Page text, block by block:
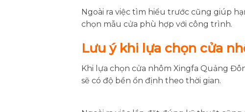
Ngoài ra việc tìm hiểu trước cũng giúp
chọn mẫu cửa phù hợp với công trình.
Lưu ý khi lựa chọn cửa
Khi lựa chọn cửa nhôm Xingfa Quảng
sẽ có độ bền ổn định theo thời gian.